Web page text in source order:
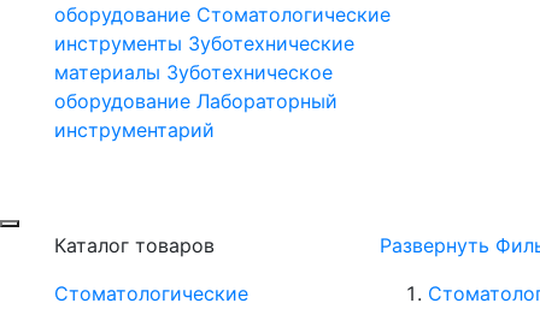
оборудование Стоматологические
инструменты Зуботехнические
материалы Зуботехническое
оборудование Лабораторный
инструментарий
Каталог товаров
Стоматологические
Развернуть